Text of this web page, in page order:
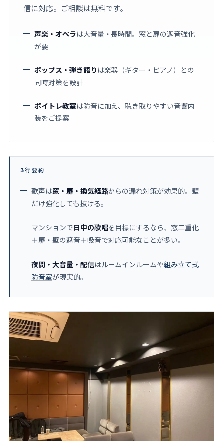
信に対応。ご相談は無料です。
声楽・オペラは大音量・長時間。窓と扉の遮音強化
が要
ポップス・弾き語り は楽器（ギター・ピアノ）との
同時対策を設計
ボイトレ教室は防音に加え、聴き取りやすい音響内
装をご提案
3行要約
歌声は窓・扉・換気経路からの漏れ対策が効果的。壁
だけ強化しても抜ける。
マンションで日中の歌唱を目標にするなら、窓二重化
＋扉・壁の遮音＋吸音で対応可能なことが多い。
夜間・大音量・配信はルームインルームや組み立て式
防音室が現実的。